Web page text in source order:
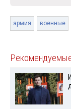
армия военные